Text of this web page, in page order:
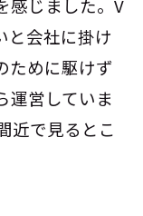
感じました。V
と会社に掛け
ために駆けず
運営していま
近で見るとこ